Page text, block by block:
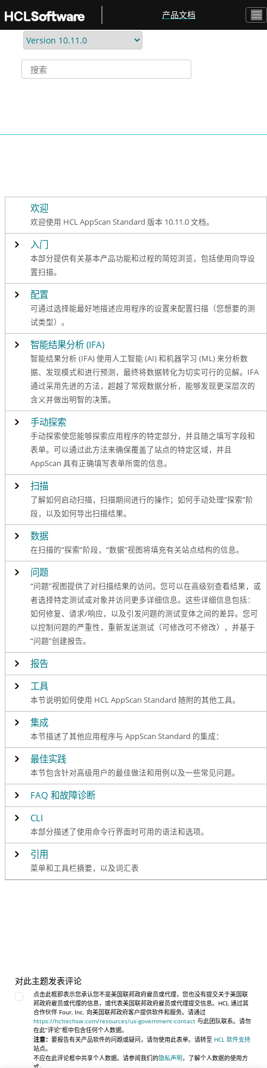
产品文档
欢迎
欢迎使用 HCL AppScan Standard 版本 10.11.0 文档。
入门
本部分提供有关基本产品功能和过程的简短浏览，包括使用向导设
置扫描。
配置
可通过选择能最好地描述应用程序的设置来配置扫描（您想要的测
试类型）。
智能结果分析 (IFA)
智能结果分析 (IFA) 使用人工智能 (AI) 和机器学习 (ML) 来分析数
据、发现模式和进行预测，最终将数据转化为切实可行的见解。IFA
通过采用先进的方法，超越了常规数据分析，能够发现更深层次的
含义并做出明智的决策。
手动探索
手动探索使您能够探索应用程序的特定部分，并且随之填写字段和
表单。可以通过此方法来确保覆盖了站点的特定区域，并且
AppScan 具有正确填写表单所需的信息。
扫描
了解如何启动扫描，扫描期间进行的操作；如何手动处理“探索”阶
段，以及如何导出扫描结果。
数据
在扫描的“探索”阶段，“数据”视图将填充有关站点结构的信息。
问题
“问题”视图提供了对扫描结果的访问。您可以在高级别查看结果，或
者选择特定测试或对象并访问更多详细信息。这些详细信息包括：
如何修复、请求/响应，以及引发问题的测试变体之间的差异。您可
以控制问题的严重性，重新发送测试（可修改可不修改），并基于
“问题”创建报告。
报告
工具
本节说明如何使用 HCL AppScan Standard 随附的其他工具。
集成
本节描述了其他应用程序与 AppScan Standard 的集成：
最佳实践
本节包含针对高级用户的最佳做法和用例以及一些常见问题。
FAQ 和故障诊断
CLI
本部分描述了使用命令行界面时可用的语法和选项。
引用
菜单和工具栏摘要，以及词汇表
对此主题发表评论
点击此框即表示您承认您不是美国联邦政府雇员或代理，您也没有提交关于美国联
邦政府雇员或代理的信息，或代表美国联邦政府雇员或代理提交信息。HCL 通过其
合作伙伴 Four, Inc. 向美国联邦政府客户提供软件和服务。请通过
https://hcltechsw.com/resources/us-government-contact 与此团队联系。请勿
在此“评论”框中包含任何个人数据。
注意： 要报告有关产品软件的问题或疑问，请勿使用此表单。请转至 HCL 软件支持
站点。
不应在此评论框中共享个人数据。请参阅我们的隐私声明，了解个人数据的使用方